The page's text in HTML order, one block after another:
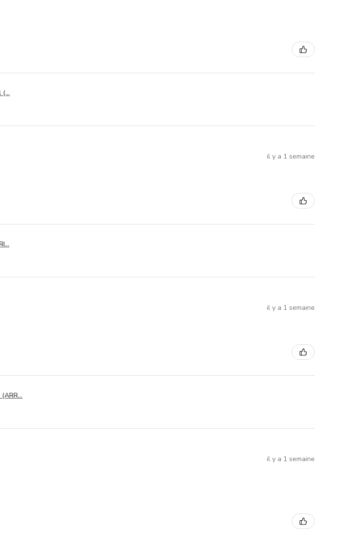
il y a 1 semaine
il y a 1 semaine
il y a 1 semaine